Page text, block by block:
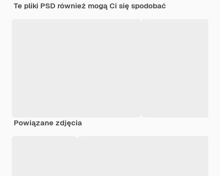
Te pliki PSD również mogą Ci się spodobać
Powiązane zdjęcia